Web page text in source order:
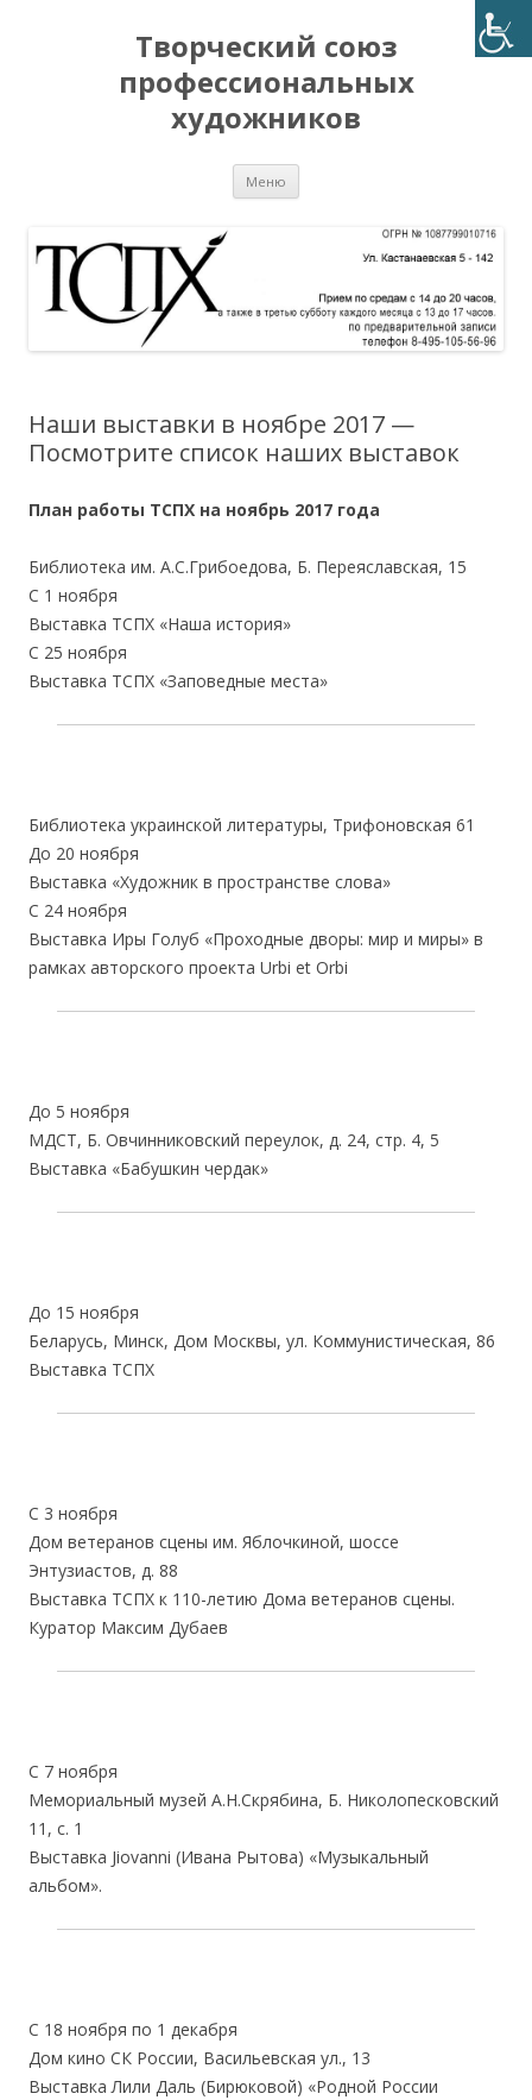
Творческий союз
профессиональных
художников
Меню
Наши выставки в ноябре 2017 —
Посмотрите список наших выставок
План работы ТСПХ на ноябрь 2017 года
Библиотека им. А.С.Грибоедова, Б. Переяславская, 15
С 1 ноября
Выставка ТСПХ «Наша история»
С 25 ноября
Выставка ТСПХ «Заповедные места»
Библиотека украинской литературы, Трифоновская 61
До 20 ноября
Выставка «Художник в пространстве слова»
С 24 ноября
Выставка Иры Голуб «Проходные дворы: мир и миры» в
рамках авторского проекта Urbi et Orbi
До 5 ноября
МДСТ, Б. Овчинниковский переулок, д. 24, стр. 4, 5
Выставка «Бабушкин чердак»
До 15 ноября
Беларусь, Минск, Дом Москвы, ул. Коммунистическая, 86
Выставка ТСПХ
С 3 ноября
Дом ветеранов сцены им. Яблочкиной, шоссе
Энтузиастов, д. 88
Выставка ТСПХ к 110-летию Дома ветеранов сцены.
Куратор Максим Дубаев
С 7 ноября
Мемориальный музей А.Н.Скрябина, Б. Николопесковский
11, с. 1
Выставка Jiovanni (Ивана Рытова) «Музыкальный
альбом».
С 18 ноября по 1 декабря
Дом кино СК России, Васильевская ул., 13
Выставка Лили Даль (Бирюковой) «Родной России